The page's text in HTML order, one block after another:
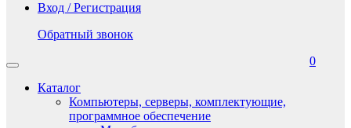
Вход / Регистрация
Обратный звонок
0
Каталог
Компьютеры, серверы, комплектующие,
программное обеспечение